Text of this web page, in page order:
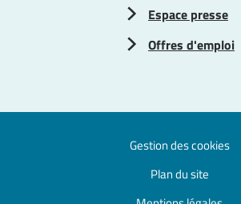
Espace presse
Offres d'emploi
Gestion des cookies
Plan du site